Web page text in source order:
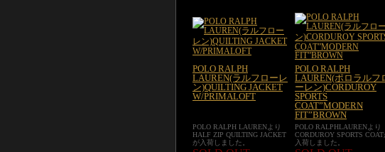
POLO RALPH
LAUREN(ラルフローレ
ン)QUILTING JACKET
W/PRIMALOFT
POLO RALPH
LAUREN(ポロラルフ
ーレン)CORDUROY
SPORTS
COAT”MODERN
FIT”BROWN
POLO RALPH LAURENより
HALF ZIP QUILTING JACKET
が入荷しました。
POLO RALPHLAURENより
CORDUROY SPORTS COAT
入荷しました。